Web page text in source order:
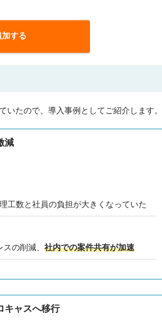
する
たので、導入事例としてご紹介します。
減
工数と社員の負担が大きくなっていた
の削減、 社内での案件共有が加速
キャスへ移行